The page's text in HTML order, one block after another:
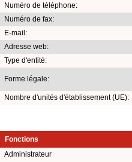
Numéro de téléphone:
Numéro de fax:
E-mail:
Adresse web:
Type d'entité:
Forme légale:
Nombre d'unités d'établissement (UE):
Fonctions
Administrateur